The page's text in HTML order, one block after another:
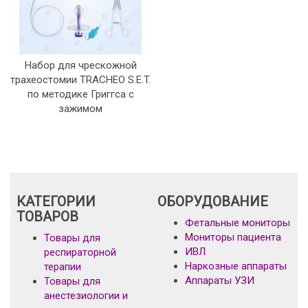
Набор для чрескожной
трахеостомии TRACHEO S.E.T.
по методике Григгса с
зажимом
КАТЕГОРИИ
ТОВАРОВ
Товары для
респираторной
терапии
Товары для
анестезиологии и
ОБОРУДОВАНИЕ
Фетальные мониторы
Мониторы пациента
ИВЛ
Наркозные аппараты
Аппараты УЗИ